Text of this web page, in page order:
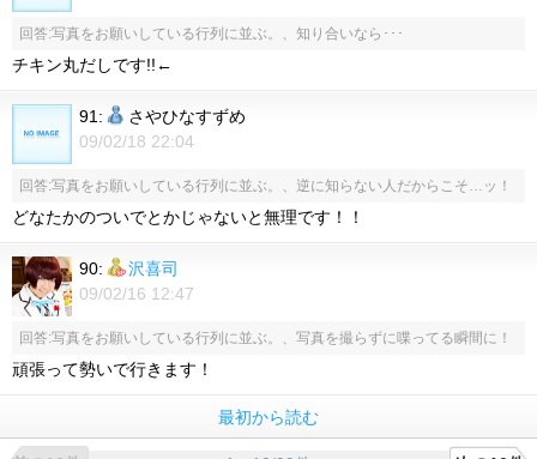
回答:写真をお願いしている行列に並ぶ。、知り合いなら･･･
チキン丸だしです!!←
91:
さやひなすずめ
09/02/18 22:04
回答:写真をお願いしている行列に並ぶ。、逆に知らない人だからこそ…ッ！
どなたかのついでとかじゃないと無理です！！
90:
沢喜司
09/02/16 12:47
回答:写真をお願いしている行列に並ぶ。、写真を撮らずに喋ってる瞬間に！
頑張って勢いで行きます！
最初から読む